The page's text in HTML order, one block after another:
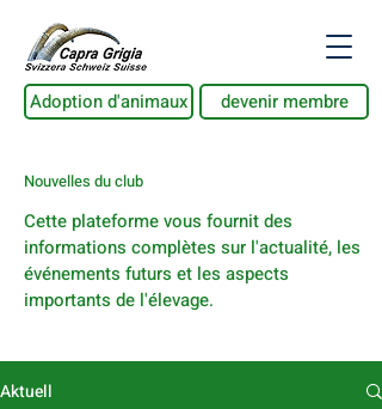
Adoption d'animaux devenir membre
Nouvelles du club
Cette plateforme vous fournit des
informations complètes sur l'actualité, les
événements futurs et les aspects
importants de l'élevage.
Aktuell